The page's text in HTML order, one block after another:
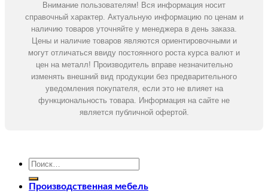
Внимание пользователям! Вся информация носит
справочный характер. Актуальную информацию по ценам и
наличию товаров уточняйте у менеджера в день заказа.
Цены и наличие товаров являются ориентировочными и
могут отличаться ввиду постоянного роста курса валют и
цен на металл! Производитель вправе незначительно
изменять внешний вид продукции без предварительного
уведомления покупателя, если это не влияет на
функциональность товара. Информация на сайте не
является публичной офертой.
Искать:
Производственная мебель